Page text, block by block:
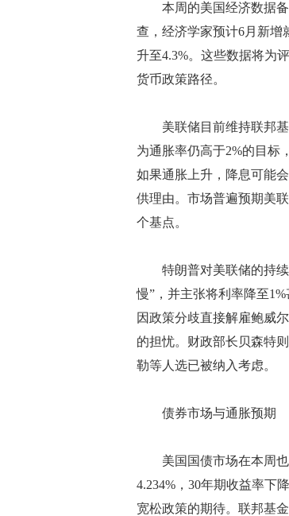
本周的美国经济数据备
查，经济学家预计6月新增
升至4.3%。这些数据将为
货币政策路径。
美联储目前维持联邦基
为通胀率仍高于2%的目标
如果通胀上升，降息可能
供理由。市场普遍预期美
个基点。
特朗普对美联储的持续
慢”，并主张将利率降至
因政策分歧直接解雇鲍威
的担忧。财政部长贝森特
勒等人选已被纳入考虑。
债券市场与通胀预期
美国国债市场在本周也
4.234%，30年期收益率下
宽松政策的期待。联邦基